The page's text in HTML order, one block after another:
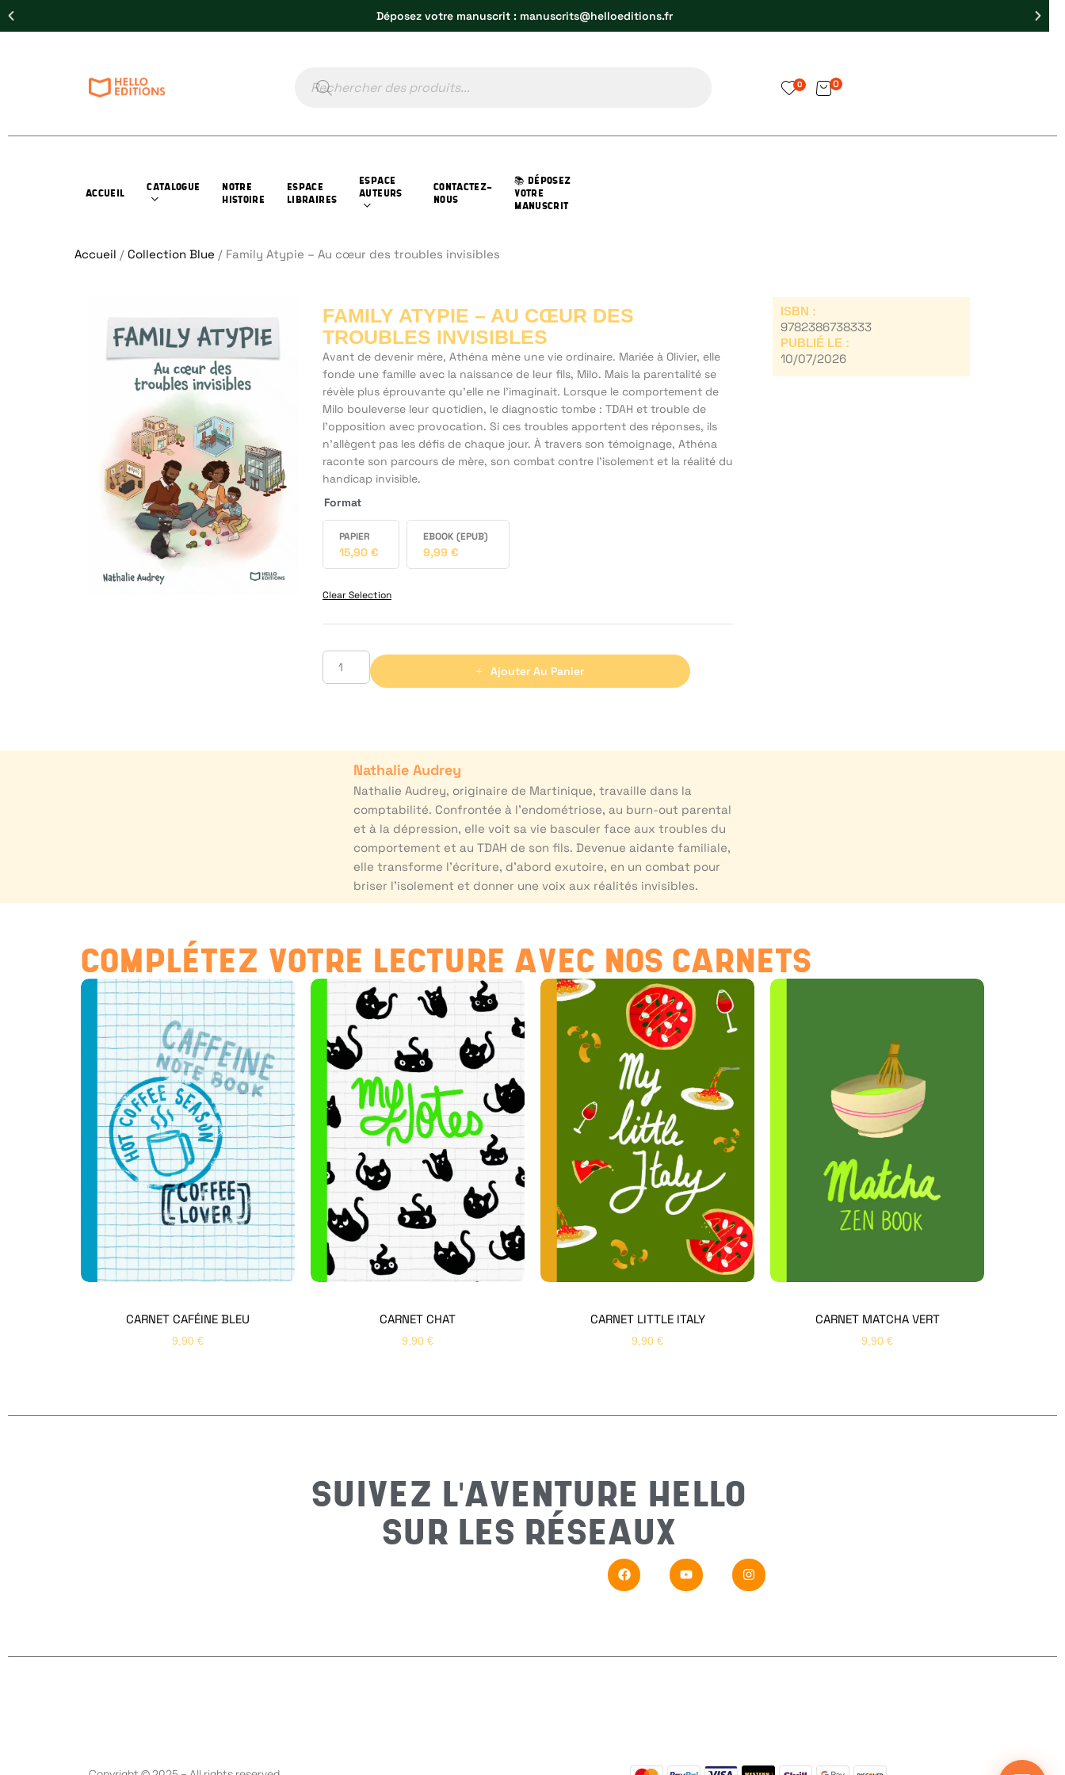
Déposez votre manuscrit : manuscrits@helloeditions.fr
0 0
ACCUEIL
CATALOGUE
NOTRE
HISTOIRE
ESPACE
LIBRAIRES
ESPACE
AUTEURS
CONTACTEZ-
NOUS
📚 DÉPOSEZ
VOTRE
MANUSCRIT
Accueil / Collection Blue / Family Atypie – Au cœur des troubles invisibles
FAMILY ATYPIE – AU CŒUR DES
TROUBLES INVISIBLES
Avant de devenir mère, Athéna mène une vie ordinaire. Mariée à Olivier, elle
fonde une famille avec la naissance de leur fils, Milo. Mais la parentalité se
révèle plus éprouvante qu’elle ne l’imaginait. Lorsque le comportement de
Milo bouleverse leur quotidien, le diagnostic tombe : TDAH et trouble de
l’opposition avec provocation. Si ces troubles apportent des réponses, ils
n’allègent pas les défis de chaque jour. À travers son témoignage, Athéna
raconte son parcours de mère, son combat contre l’isolement et la réalité du
handicap invisible.
Format
PAPIER
15,90 €
EBOOK (EPUB)
9,99 €
Clear Selection
Ajouter Au Panier
ISBN :
9782386738333
PUBLIÉ LE :
10/07/2026
Nathalie Audrey
Nathalie Audrey, originaire de Martinique, travaille dans la
comptabilité. Confrontée à l’endométriose, au burn-out parental
et à la dépression, elle voit sa vie basculer face aux troubles du
comportement et au TDAH de son fils. Devenue aidante familiale,
elle transforme l’écriture, d’abord exutoire, en un combat pour
briser l’isolement et donner une voix aux réalités invisibles.
COMPLÉTEZ VOTRE LECTURE AVEC NOS CARNETS
CARNET CAFÉINE BLEU
9,90 €
CARNET CHAT
9,90 €
CARNET LITTLE ITALY
9,90 €
CARNET MATCHA VERT
9,90 €
SUIVEZ L'AVENTURE HELLO
SUR LES RÉSEAUX
Hello Editions
Nous revenons vers vous rapidement
Bonjour 👋
Nom* Prénom*